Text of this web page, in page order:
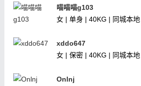
喵喵喵g103
女 | 单身 | 40KG | 同城本地
xddo647
女 | 保密 | 40KG | 同城本地
Onlnj